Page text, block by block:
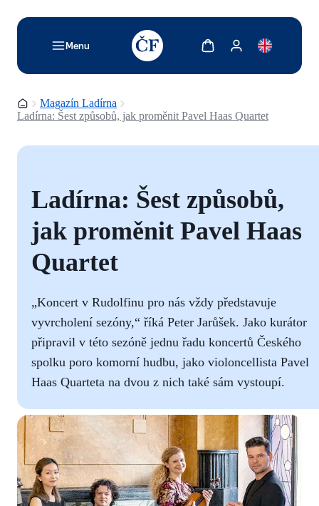
Menu
TODO: Add description for reader
Zobrazit košíkZobrazit můj účet
Domovská stránka
Magazín Ladírna
Ladírna: Šest způsobů, jak proměnit Pavel Haas Quartet
Ladírna: Šest způsobů,
jak proměnit Pavel Haas
Quartet
„Koncert v Rudolfinu pro nás vždy představuje
vyvrcholení sezóny,“ říká Peter Jarůšek. Jako kurátor
připravil v této sezóně jednu řadu koncertů Českého
spolku poro komorní hudbu, jako violoncellista Pavel
Haas Quarteta na dvou z nich také sám vystoupí.